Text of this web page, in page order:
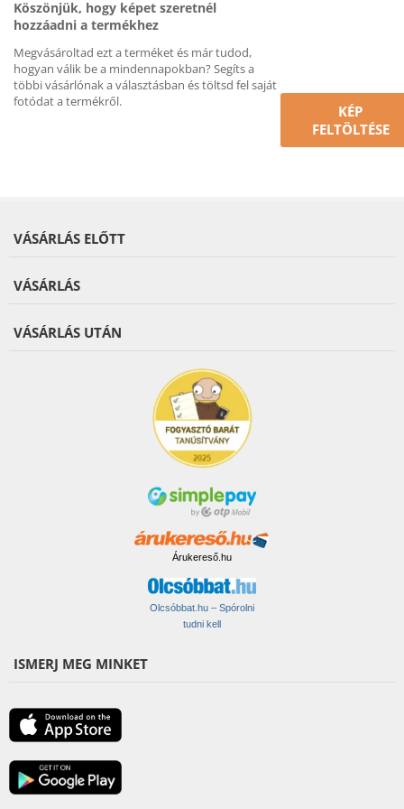
Köszönjük, hogy képet szeretnél
hozzáadni a termékhez
Megvásároltad ezt a terméket és már tudod,
hogyan válik be a mindennapokban? Segíts a
többi vásárlónak a választásban és töltsd fel saját
fotódat a termékről.
KÉP
FELTÖLTÉSE
VÁSÁRLÁS ELŐTT
VÁSÁRLÁS
VÁSÁRLÁS UTÁN
Árukereső.hu
Olcsóbbat.hu – Spórolni
tudni kell
ISMERJ MEG MINKET